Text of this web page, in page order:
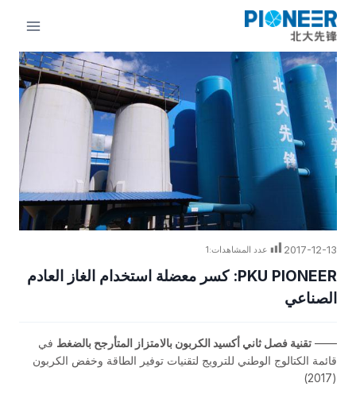
التجاوز
المحتوى
2017-12-13 عدد المشاهدات:1
PKU PIONEER: كسر معضلة استخدام الغاز العادم
الصناعي
—— تقنية فصل ثاني أكسيد الكربون بالامتزاز المتأرجح بالضغط في
قائمة الكتالوج الوطني للترويج لتقنيات توفير الطاقة وخفض الكربون
(2017)